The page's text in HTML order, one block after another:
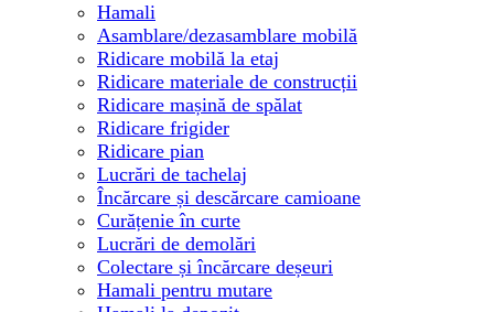
Hamali
Asamblare/dezasamblare mobilă
Ridicare mobilă la etaj
Ridicare materiale de construcții
Ridicare mașină de spălat
Ridicare frigider
Ridicare pian
Lucrări de tachelaj
Încărcare și descărcare camioane
Curățenie în curte
Lucrări de demolări
Colectare și încărcare deșeuri
Hamali pentru mutare